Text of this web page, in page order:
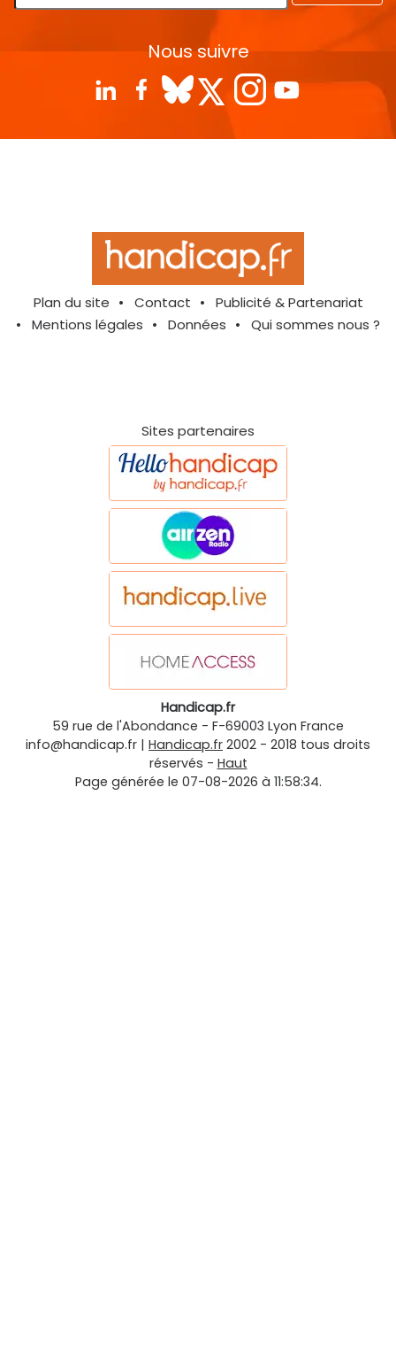
Nous suivre
Plan du site Contact
Publicité & Partenariat
Mentions légales
Données Qui sommes nous ?
Sites partenaires
Handicap.fr
59 rue de l'Abondance - F-69003 Lyon France
info@handicap.fr | Handicap.fr 2002 - 2018 tous droits
réservés - Haut
Page générée le 07-08-2026 à 11:58:34.